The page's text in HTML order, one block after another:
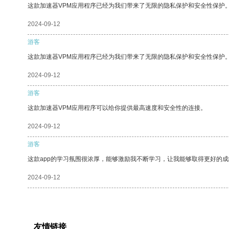
这款加速器VPM应用程序已经为我们带来了无限的隐私保护和安全性保护。
2024-09-12
游客
这款加速器VPM应用程序已经为我们带来了无限的隐私保护和安全性保护。
2024-09-12
游客
这款加速器VPM应用程序可以给你提供最高速度和安全性的连接。
2024-09-12
游客
这款app的学习氛围很浓厚，能够激励我不断学习，让我能够取得更好的成
2024-09-12
友情链接